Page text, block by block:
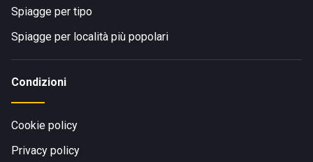
Spiagge per tipo
Spiagge per località più popolari
Condizioni
Cookie policy
Privacy policy